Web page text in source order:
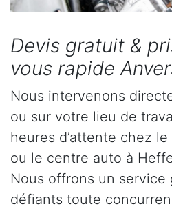
Devis gratuit &
vous rapide
Nous intervenons
ou sur votre lieu de
heures d’attente chez
ou le centre auto à
Nous offrons un service
défiants toute